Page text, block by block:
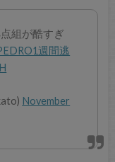
組が酷すぎ
週間逃
November